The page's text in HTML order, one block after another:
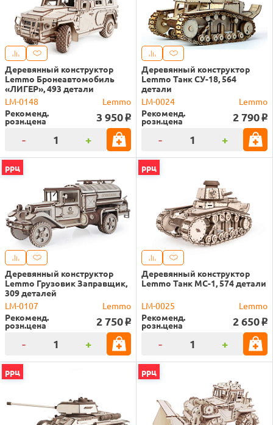
Деревянный конструктор
Lemmo Бронеавтомобиль
«ЛИГЕР», 493 детали
LM-0148
Lemmo
Рекоменд.
розн.цена 3 950 o
- +
Деревянный конструктор
Lemmo Танк СУ-18, 564
детали
LM-0024
Lemmo
Рекоменд.
розн.цена 2 790 o
- +
ррц
Деревянный конструктор
Lemmo Грузовик Заправщик,
309 деталей
LM-0107
Lemmo
Рекоменд.
розн.цена 2 750 o
- +
ррц
Деревянный конструктор
Lemmo Танк МС-1, 574 детали
LM-0025
Lemmo
Рекоменд.
розн.цена 2 650 o
- +
ррц ррц